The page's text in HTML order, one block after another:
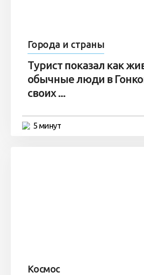
Города и страны
Турист показал как
обычные люди в
своих ...
5 минут
Космос